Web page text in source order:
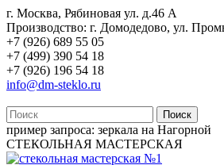
г. Москва, Рябиновая ул. д.46 А
Производство: г. Домодедово, ул.
+7 (926) 689 55 05
+7 (499) 390 54 18
+7 (926) 196 54 18
info@dm-steklo.ru
Поиск
пример запроса: зеркала на Нагорной
СТЕКОЛЬНАЯ МАСТЕРСКАЯ